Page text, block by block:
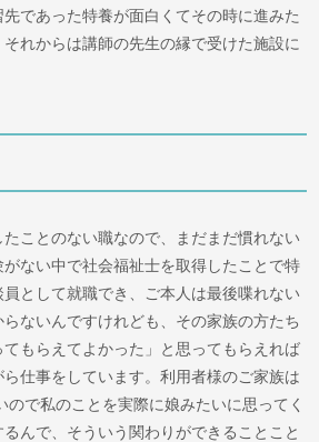
であった特養が面白くてその時に進みた
れからは講師の先生の縁で受けた施設に
ことのない職なので、まだまだ慣れない
ない中で社会福祉士を取得したことで特
として就職でき、ご本人は最後喋れない
ないんですけれども、その家族の方たち
もらえてよかった」と思ってもらえれば
仕事をしています。利用者様のご家族は
で私のことを実際に娘みたいに思ってく
んで、そういう関わりができることこと